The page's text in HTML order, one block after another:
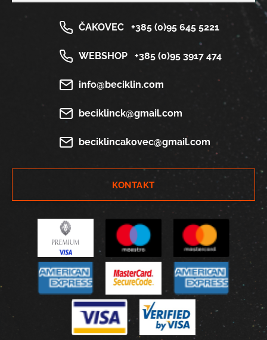
ČAKOVEC +385 (0)95 645 5221
WEBSHOP +385 (0)95 3917 474
info@beciklin.com
beciklinck@gmail.com
beciklincakovec@gmail.com
KONTAKT